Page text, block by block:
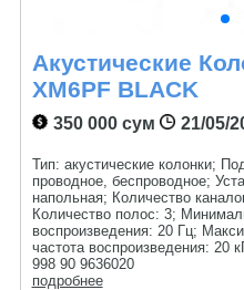
Акустические
XM6PF BLACK
350 000 сум 21/05/
Тип: акустические колонки;
проводное, беспроводное;
напольная; Количество
Количество полос: 3;
воспроизведения: 20 Гц;
частота воспроизведения: 20
998 90 9636020
подробнее